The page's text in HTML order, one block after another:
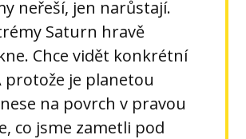
neřeší, jen narůstají.
Saturn hravě
Chce vidět konkrétní
protože je planetou
na povrch v pravou
co jsme zametli pod